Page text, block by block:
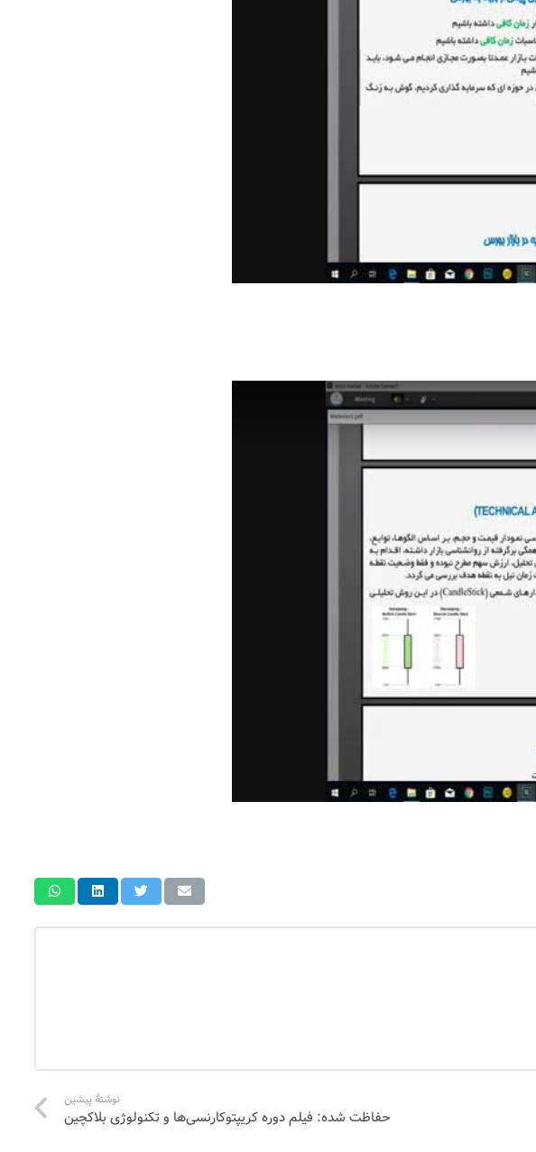
نوشتهٔ پیشین
حفاظت شده: فیلم دوره کریپتوکارنسی‌ها و تکنولوژی بلاکچین